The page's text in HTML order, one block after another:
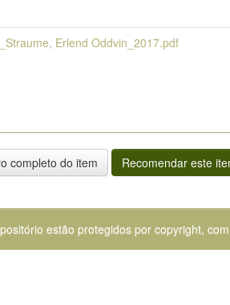
Erlend Oddvin_2017.pdf
completo do item Recomendar este
estão protegidos por copyright,